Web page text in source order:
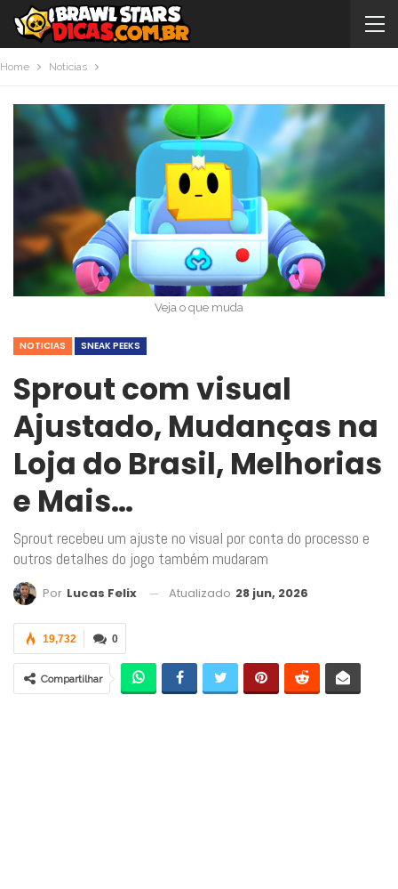
Home Noticias
Veja o que muda
NOTICIAS SNEAK PEEKS
Sprout com visual
Ajustado, Mudanças na
Loja do Brasil, Melhorias
e Mais…
Sprout recebeu um ajuste no visual por conta do processo e
outros detalhes do jogo também mudaram
Por Lucas Felix Atualizado 28 jun, 2026
0
19,732
Compartilhar